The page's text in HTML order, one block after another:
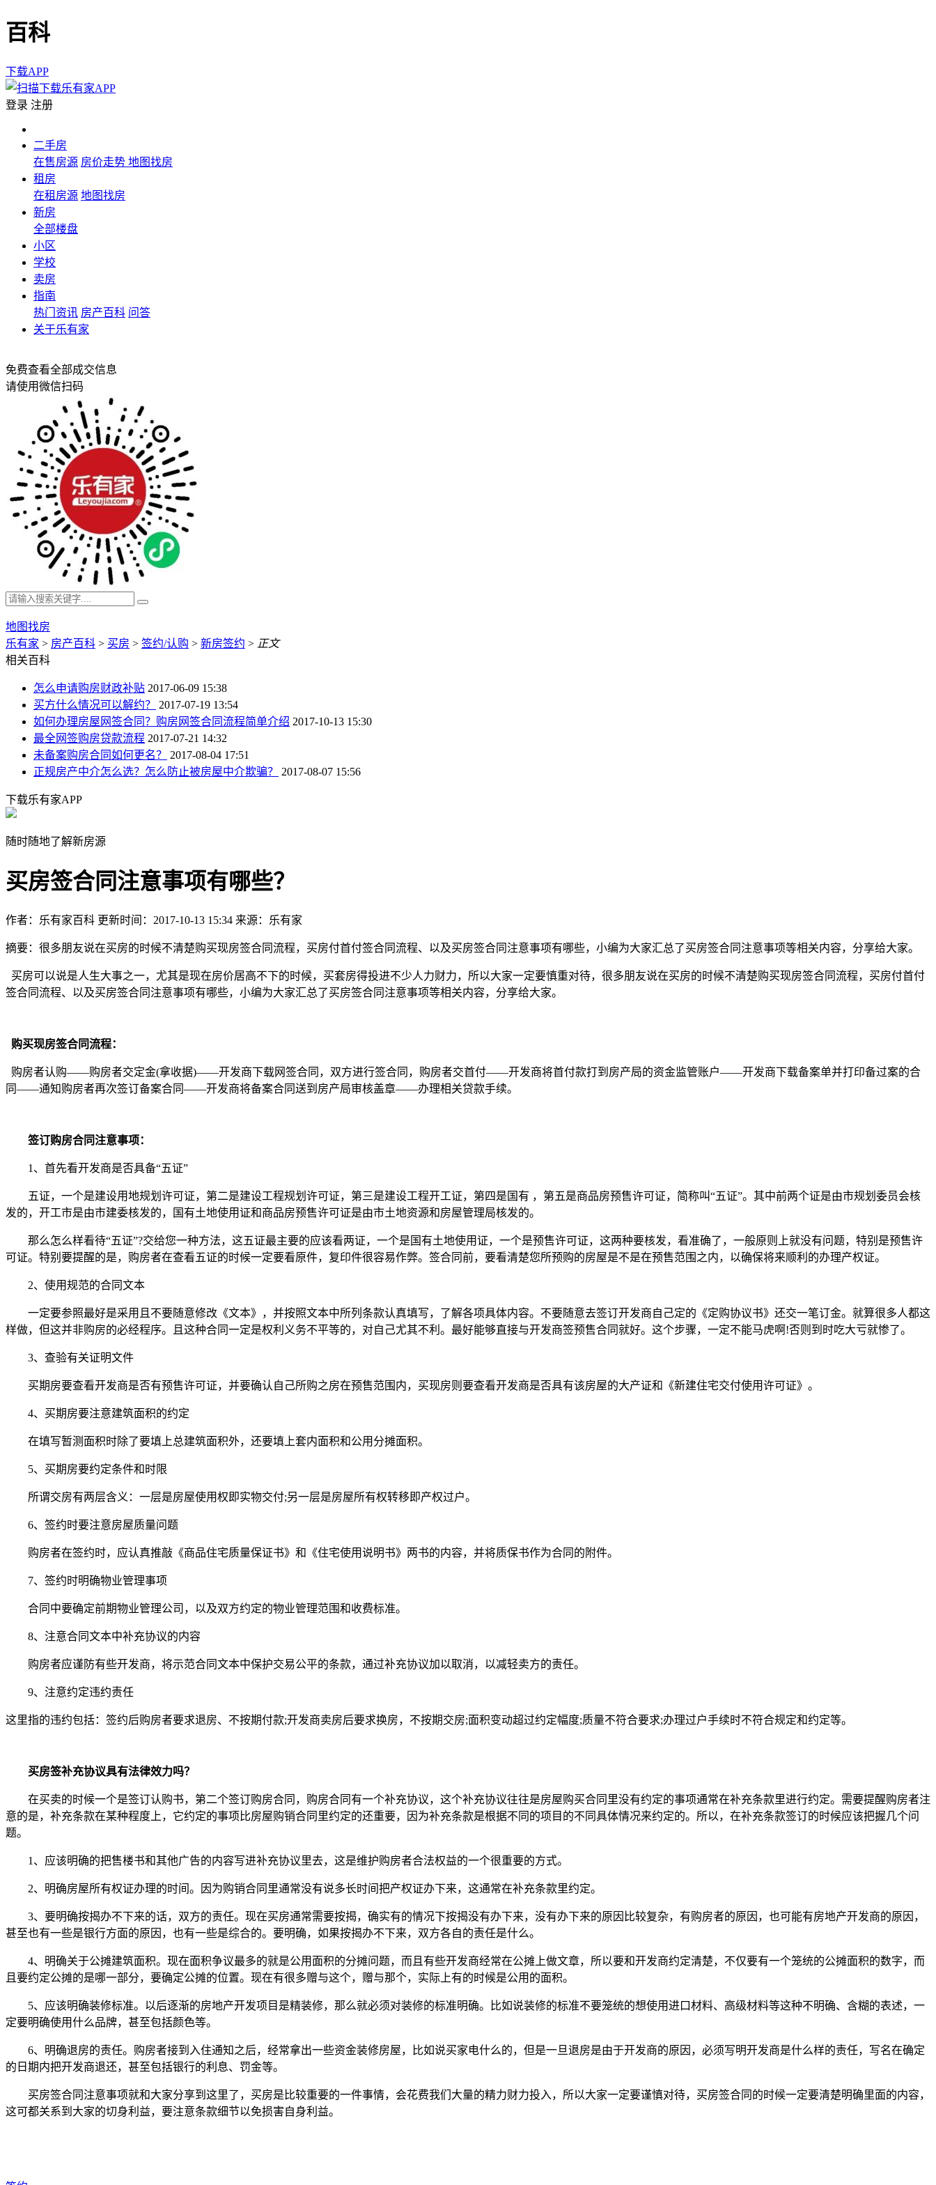
百科
下载APP
登录 注册
二手房
在售房源 房价走势 地图找房
租房
在租房源 地图找房
新房
全部楼盘
小区
学校
卖房
指南
热门资讯 房产百科 问答
关于乐有家
免费查看全部成交信息
请使用微信扫码
地图找房
乐有家 > 房产百科 > 买房 > 签约/认购 > 新房签约 > 正文
相关百科
怎么申请购房财政补贴 2017-06-09 15:38
买方什么情况可以解约？
2017-07-19 13:54
如何办理房屋网签合同？购房网签合同流程简单介绍 2017-10-13 15:30
最全网签购房贷款流程 2017-07-21 14:32
未备案购房合同如何更名？
2017-08-04 17:51
正规房产中介怎么选？怎么防止被房屋中介欺骗？
2017-08-07 15:56
下载乐有家APP
随时随地了解新房源
买房签合同注意事项有哪些？
作者：乐有家百科 更新时间：2017-10-13 15:34 来源：乐有家
摘要： 很多朋友说在买房的时候不清楚购买现房签合同流程，买房付首付签合同流程、以及买房签合同注意事项有哪些，小编为大家汇总了买房签合同注意事项等相关内容，分享给大家。
买房可以说是人生大事之一，尤其是现在房价居高不下的时候，买套房得投进不少人力财力，所以大家一定要慎重对待，很多朋友说在买房的时候不清楚购买现房签合同流程，买房付首付
签合同流程、以及买房签合同注意事项有哪些，小编为大家汇总了买房签合同注意事项等相关内容，分享给大家。
购买现房签合同流程：
购房者认购——购房者交定金(拿收据)——开发商下载网签合同，双方进行签合同，购房者交首付——开发商将首付款打到房产局的资金监管账户——开发商下载备案单并打印备过案的合
同——通知购房者再次签订备案合同——开发商将备案合同送到房产局审核盖章——办理相关贷款手续。
签订购房合同注意事项：
1、首先看开发商是否具备“五证”
五证，一个是建设用地规划许可证，第二是建设工程规划许可证，第三是建设工程开工证，第四是国有 ，第五是商品房预售许可证，简称叫“五证”。其中前两个证是由市规划委员会核
发的，开工市是由市建委核发的，国有土地使用证和商品房预售许可证是由市土地资源和房屋管理局核发的。
那么怎么样看待“五证”?交给您一种方法，这五证最主要的应该看两证，一个是国有土地使用证，一个是预售许可证，这两种要核发，看准确了，一般原则上就没有问题，特别是预售许
可证。特别要提醒的是，购房者在查看五证的时候一定要看原件，复印件很容易作弊。签合同前，要看清楚您所预购的房屋是不是在预售范围之内，以确保将来顺利的办理产权证。
2、使用规范的合同文本
一定要参照最好是采用且不要随意修改《文本》，并按照文本中所列条款认真填写，了解各项具体内容。不要随意去签订开发商自己定的《定购协议书》还交一笔订金。就算很多人都这
样做，但这并非购房的必经程序。且这种合同一定是权利义务不平等的，对自己尤其不利。最好能够直接与开发商签预售合同就好。这个步骤，一定不能马虎啊!否则到时吃大亏就惨了。
3、查验有关证明文件
买期房要查看开发商是否有预售许可证，并要确认自己所购之房在预售范围内，买现房则要查看开发商是否具有该房屋的大产证和《新建住宅交付使用许可证》。
4、买期房要注意建筑面积的约定
在填写暂测面积时除了要填上总建筑面积外，还要填上套内面积和公用分摊面积。
5、买期房要约定条件和时限
所谓交房有两层含义：一层是房屋使用权即实物交付;另一层是房屋所有权转移即产权过户。
6、签约时要注意房屋质量问题
购房者在签约时，应认真推敲《商品住宅质量保证书》和《住宅使用说明书》两书的内容，并将质保书作为合同的附件。
7、签约时明确物业管理事项
合同中要确定前期物业管理公司，以及双方约定的物业管理范围和收费标准。
8、注意合同文本中补充协议的内容
购房者应谨防有些开发商，将示范合同文本中保护交易公平的条款，通过补充协议加以取消，以减轻卖方的责任。
9、注意约定违约责任
这里指的违约包括：签约后购房者要求退房、不按期付款;开发商卖房后要求换房，不按期交房;面积变动超过约定幅度;质量不符合要求;办理过户手续时不符合规定和约定等。
买房签补充协议具有法律效力吗？
在买卖的时候一个是签订认购书，第二个签订购房合同，购房合同有一个补充协议，这个补充协议往往是房屋购买合同里没有约定的事项通常在补充条款里进行约定。需要提醒购房者注
意的是，补充条款在某种程度上，它约定的事项比房屋购销合同里约定的还重要，因为补充条款是根据不同的项目的不同具体情况来约定的。所以，在补充条款签订的时候应该把握几个问
题。
1、应该明确的把售楼书和其他广告的内容写进补充协议里去，这是维护购房者合法权益的一个很重要的方式。
2、明确房屋所有权证办理的时间。因为购销合同里通常没有说多长时间把产权证办下来，这通常在补充条款里约定。
3、要明确按揭办不下来的话，双方的责任。现在买房通常需要按揭，确实有的情况下按揭没有办下来，没有办下来的原因比较复杂，有购房者的原因，也可能有房地产开发商的原因，
甚至也有一些是银行方面的原因，也有一些是综合的。要明确，如果按揭办不下来，双方各自的责任是什么。
4、明确关于公摊建筑面积。现在面积争议最多的就是公用面积的分摊问题，而且有些开发商经常在公摊上做文章，所以要和开发商约定清楚，不仅要有一个笼统的公摊面积的数字，而
且要约定公摊的是哪一部分，要确定公摊的位置。现在有很多赠与这个，赠与那个，实际上有的时候是公用的面积。
5、应该明确装修标准。以后逐渐的房地产开发项目是精装修，那么就必须对装修的标准明确。比如说装修的标准不要笼统的想使用进口材料、高级材料等这种不明确、含糊的表述，一
定要明确使用什么品牌，甚至包括颜色等。
6、明确退房的责任。购房者接到入住通知之后，经常拿出一些资金装修房屋，比如说买家电什么的，但是一旦退房是由于开发商的原因，必须写明开发商是什么样的责任，写名在确定
的日期内把开发商退还，甚至包括银行的利息、罚金等。
买房签合同注意事项就和大家分享到这里了，买房是比较重要的一件事情，会花费我们大量的精力财力投入，所以大家一定要谨慎对待，买房签合同的时候一定要清楚明确里面的内容，
这可都关系到大家的切身利益，要注意条款细节以免损害自身利益。